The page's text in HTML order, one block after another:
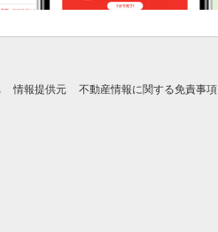
情報提供元 不動産情報に関する免責事項